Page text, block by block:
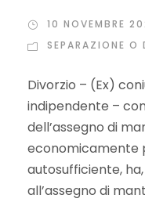
10 NOVEMBRE
SEPARAZIONE O
Divorzio – (Ex)
indipendente –
dell’assegno di
economicamente
autosufficiente,
all’assegno di